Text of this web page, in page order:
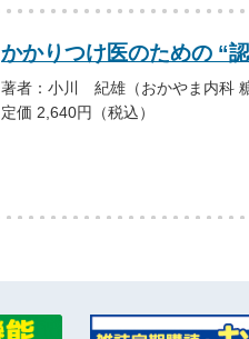
かかりつけ医のための “
著者：小川 紀雄（おかやま内科
定価 2,640円（税込）